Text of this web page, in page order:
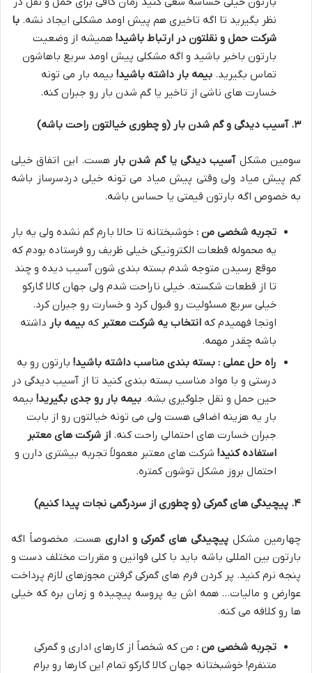
نظر بگیرید تا اگه تاخیری هم پیش اومد مشکلی ایجاد نشه. با
شرکت حمل و نقلتون در ارتباط باشید! همیشه از وضعیت
بارتون باخبر باشید و اگه مشکلی پیش اومد سریع باهاشون
تماس بگیرید. بیمه بار داشته باشید! بیمه بار می تونه
خسارت های ناشی از تاخیر یا گم شدن بار رو جبران کنه.
۳.آسیب دیدگی و گم شدن بار (و چطوری خیالتون راحت باشه)
سومین مشکلآسیب دیدگی یا گم شدن بار هست. این اتفاق خیلی
کم پیش میاد ولی وقتی پیش میاد می تونه خیلی دردسرساز باشه
به خصوص اگه بارتون قیمتی یا حساس باشه.
تجربه شخصی من : خوشبختانه تا حالا بارم گم نشده ولی یه بار
یه محموله قطعات الکترونیکی خیلی ظریف رو فرستاده بودم که
موقع رسیدن متوجه شدم بسته بندی شون آسیب دیده و چند
تا از قطعات شکسته. خیلی ناراحت شدم ولی جهان کالا گارکو
خیلی سریع مسئولیت رو قبول کرد و خسارت رو جبران کرد.
اونجا فهمیدم که انتخاب یه شرکت معتبر که بیمه بار داشته
باشه چقدر مهمه.
راه حل عملی : بسته بندی مناسب داشته باشید! بارتون رو به
درستی و با مواد مناسب بسته بندی کنید تا از آسیب دیدگی در
حین حمل و نقل جلوگیری بشه. بیمه بار رو جدی بگیرید! بیمه
بار یه هزینه اضافی هست ولی می تونه خیالتون رو از بابت
جبران خسارت های احتمالی راحت کنه. از شرکت های معتبر
استفاده کنید! شرکت های معتبر معمولاً تجربه بیشتری دارن و
احتمال بروز مشکل توشون کمتره.
۴. پیچیدگی های گمرکی (و چطوری از سردرگمی نجات پیدا کنیم)
چهارمین مشکل پیچیدگی های گمرکی و اداری هست. مخصوصاً اگه
بارتون بین المللی باشه باید با کلی قوانین و مقررات مختلف دست و
پنجه نرم کنید. پر کردن فرم های گمرکی گرفتن مجوزهای لازم پرداخت
عوارض و مالیات… همه اش یه پروسه پیچیده و زمان بره که خیلی
ها رو کلافه می کنه.
تجربه شخصی من : من که شخصاً از کارهای اداری و گمرکی
متنفرم! خوشبختانه جهان کالا گارکو تمام این کارها رو برام